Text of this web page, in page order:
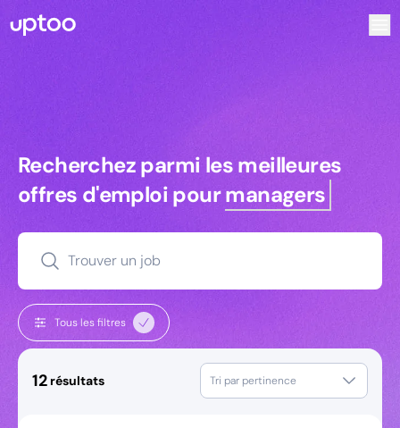
Recherchez parmi les meilleures
Recherchez parmi les meilleures
offres d'emploi pourmanagers
Trouver un job
Tous les filtres
12 résultats Tri par pertinence